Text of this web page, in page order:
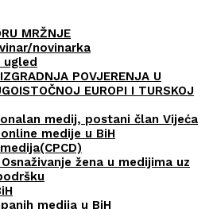
MRŽNJE
novinarka
ugled
POVJERENJA U
EUROPI I TURSKOJ
medij, postani član Vijeća
medije u BiH
žena u medijima uz
medija u BiH